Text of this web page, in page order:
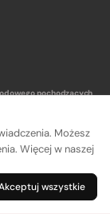
pochodzących
Możesz
Więcej w naszej
wszystkie